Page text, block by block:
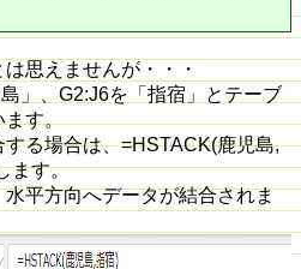
思えませんが・・・
」、G2:J6を「指宿」とテーブ
ます。
る場合は、=HSTACK(鹿児島,
ます。
平方向へデータが結合されま